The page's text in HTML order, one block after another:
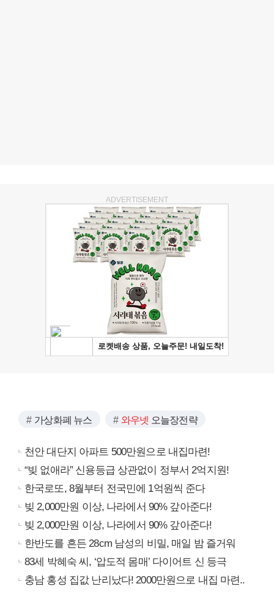
ADVERTISEMENT
가상화폐 뉴스 와우넷 오늘장전략
천안 대단지 아파트 500만원으로 내집마련!
“빚 없애라” 신용등급 상관없이 정부서 2억지원!
한국로또, 8월부터 전국민에 1억원씩 준다
빚 2,000만원 이상, 나라에서 90% 갚아준다!
빚 2,000만원 이상, 나라에서 90% 갚아준다!
한반도를 흔든 28cm 남성의 비밀, 매일 밤 즐거워
83세 박혜숙 씨, ‘압도적 몸매’ 다이어트 신 등극
충남 홍성 집값 난리났다! 2000만원으로 내집 마련..